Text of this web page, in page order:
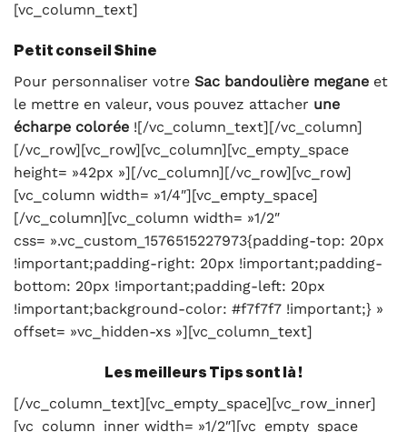
[vc_column_text]
Petit conseil Shine
Pour personnaliser votre Sac bandoulière megane et
le mettre en valeur, vous pouvez attacher une
écharpe colorée ![/vc_column_text][/vc_column]
[/vc_row][vc_row][vc_column][vc_empty_space
height= »42px »][/vc_column][/vc_row][vc_row]
[vc_column width= »1/4″][vc_empty_space]
[/vc_column][vc_column width= »1/2″
css= ».vc_custom_1576515227973{padding-top: 20px
!important;padding-right: 20px !important;padding-
bottom: 20px !important;padding-left: 20px
!important;background-color: #f7f7f7 !important;} »
offset= »vc_hidden-xs »][vc_column_text]
Les meilleurs Tips sont là !
[/vc_column_text][vc_empty_space][vc_row_inner]
[vc_column_inner width= »1/2″][vc_empty_space